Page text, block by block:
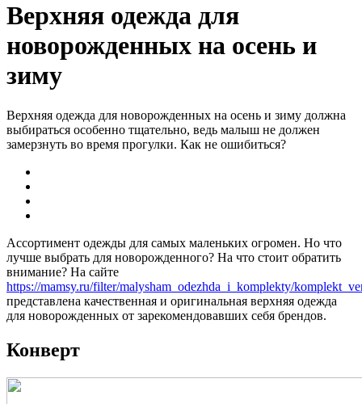
Верхняя одежда для
новорожденных на осень и
зиму
Верхняя одежда для новорожденных на осень и зиму должна
выбираться особенно тщательно, ведь малыш не должен
замерзнуть во время прогулки. Как не ошибиться?
Ассортимент одежды для самых маленьких огромен. Но что
лучше выбрать для новорожденного? На что стоит обратить
внимание? На сайте
https://mamsy.ru/filter/malysham_odezhda_i_komplekty/
представлена качественная и оригинальная верхняя одежда
для новорожденных от зарекомендовавших себя брендов.
Конверт